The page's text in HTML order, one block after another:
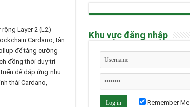
Layer 2 (L2)
Cardano, tận
để tăng cường
đồng thời duy trì
để đáp ứng nhu
thái Cardano,
Khu vực đăng nhập
Remember Me